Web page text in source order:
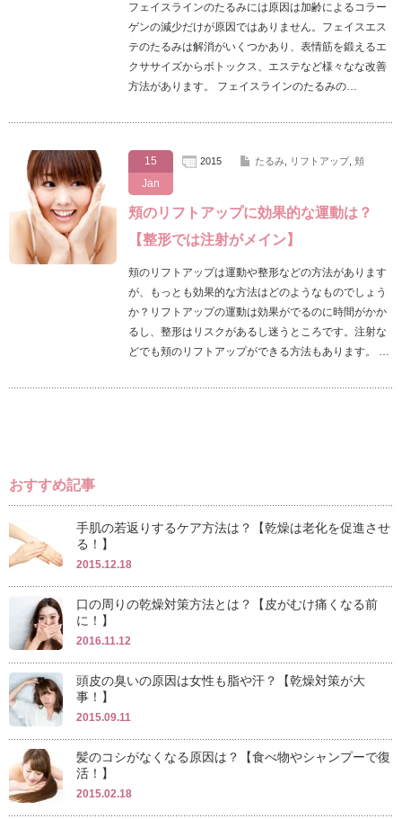
フェイスラインのたるみには原因は加齢によるコラー
ゲンの減少だけが原因ではありません。フェイスエス
テのたるみは解消がいくつかあり、表情筋を鍛えるエ
クササイズからボトックス、エステなど様々なな改善
方法があります。 フェイスラインのたるみの…
15
Jan
2015 たるみ, リフトアップ, 頬
頬のリフトアップに効果的な運動は？
【整形では注射がメイン】
頬のリフトアップは運動や整形などの方法があります
が、もっとも効果的な方法はどのようなものでしょう
か？リフトアップの運動は効果がでるのに時間がかか
るし、整形はリスクがあるし迷うところです。注射な
どでも頬のリフトアップができる方法もあります。 …
おすすめ記事
手肌の若返りするケア方法は？【乾燥は老化を促進させ
る！】
2015.12.18
口の周りの乾燥対策方法とは？【皮がむけ痛くなる前
に！】
2016.11.12
頭皮の臭いの原因は女性も脂や汗？【乾燥対策が大
事！】
2015.09.11
髪のコシがなくなる原因は？【食べ物やシャンプーで復
活！】
2015.02.18